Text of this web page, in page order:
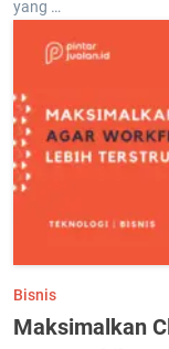
yang …
Bisnis
Maksimalkan